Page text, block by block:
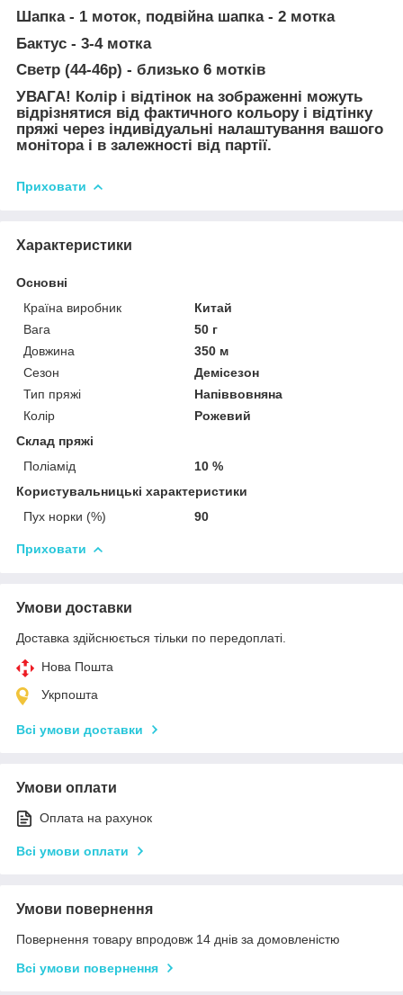
Шапка - 1 моток, подвійна шапка - 2 мотка
Бактус - 3-4 мотка
Светр (44-46р) - близько 6 мотків
УВАГА! Колір і відтінок на зображенні можуть
відрізнятися від фактичного кольору і відтінку
пряжі через індивідуальні налаштування вашого
монітора і в залежності від партії.
Приховати
Характеристики
Основні
Країна виробник
Китай
Вага
50 г
Довжина
350 м
Сезон
Демісезон
Тип пряжі
Напіввовняна
Колір
Рожевий
Склад пряжі
Поліамід
10 %
Користувальницькі характеристики
Пух норки (%)
90
Приховати
Умови доставки
Доставка здійснюється тільки по передоплаті.
Нова Пошта
Укрпошта
Всі умови доставки
Умови оплати
Оплата на рахунок
Всі умови оплати
Умови повернення
Повернення товару впродовж 14 днів за домовленістю
Всі умови повернення